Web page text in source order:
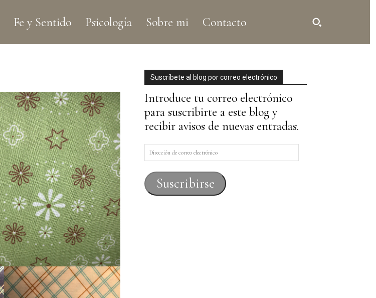
Fe y Sentido Psicología Sobre mi Contacto
Suscríbete al blog por correo electrónico
Introduce tu correo electrónico
para suscribirte a este blog y
recibir avisos de nuevas entradas.
Dirección
de
correo
electrónico
Suscribirse